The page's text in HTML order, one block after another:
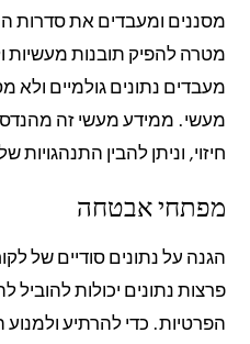
מסננים ומעבדים את סדרות
מטרה להפיק תובנות מעשיות
מעבדים נתונים גולמיים ולא
מעשי. ממידע מעשי זה מהנדסי
חיזוי, וניתן להבין התנהגויות
מפתחי אבטחה
הגנה על נתונים סודיים של
פרצות נתונים יכולות להוביל
הפרטיות. כדי להרתיע